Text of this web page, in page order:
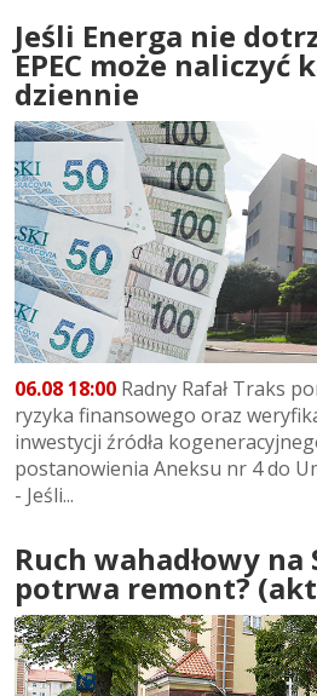
Jeśli Energa nie
EPEC może naliczyć
dziennie
06.08 18:00 Radny Rafał Traks
ryzyka finansowego oraz
inwestycji źródła
postanowienia Aneksu nr 4 do
- Jeśli...
Ruch wahadłowy na
potrwa remont?